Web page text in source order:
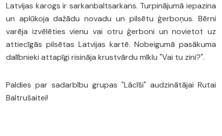
Latvijas karogs ir sarkanbaltsarkans. Turpinājumā iepazina
un aplūkoja dažādu novadu un pilsētu ģerboņus. Bērni
varēja izvēlēties vienu vai otru ģerboni un novietot uz
attiecīgās pilsētas Latvijas kartē. Nobeigumā pasākuma
dalībnieki attapīgi risināja krustvārdu mīklu "Vai tu zini?".
Paldies par sadarbību grupas "Lācīši" audzinātājai Rutai
Baltrušaitei!